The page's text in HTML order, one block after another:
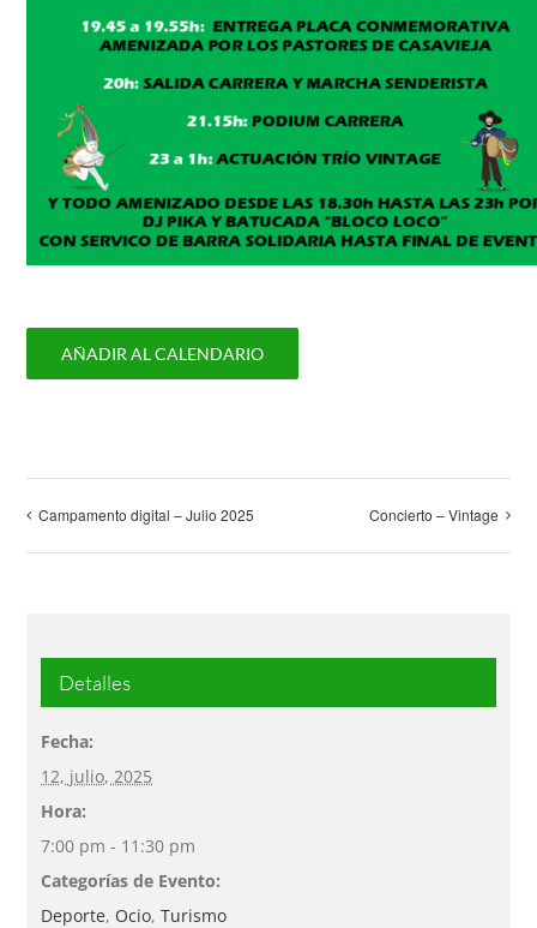
AÑADIR AL CALENDARIO
Campamento digital – Julio 2025 Concierto – Vintage
Detalles
Fecha:
12, julio, 2025
Hora:
7:00 pm - 11:30 pm
Categorías de Evento:
Deporte, Ocio,Turismo